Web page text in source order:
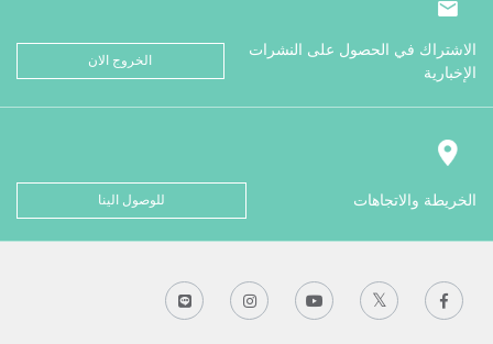
الاشتراك في الحصول على النشرات
الإخبارية
الخروج الان
الخريطة والاتجاهات للوصول الينا